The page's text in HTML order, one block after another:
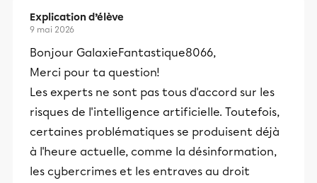
Explication d’élève
9 mai 2026
Bonjour GalaxieFantastique8066,
Merci pour ta question!
Les experts ne sont pas tous d'accord sur les
risques de l'intelligence artificielle. Toutefois,
certaines problématiques se produisent déjà
à l'heure actuelle, comme la désinformation,
les cybercrimes et les entraves au droit